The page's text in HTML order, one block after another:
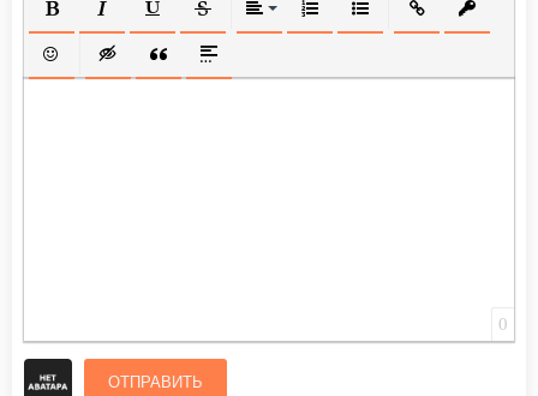
ПОЛУЖИРНЫЙ
КУРСИВПОДЧЕРКНУТЫЙ
ЗАЧЕРКНУТЫЙВЫРАВНИВАНИЕ
НУМЕРОВАННЫЙ СПИСОК
МАРКИРОВАННЫЙ
ВСТАВИТЬ
ВСТАВИТЬ СМАЙЛИК
ВСТАВКА СКРЫТОГО ТЕКСТА
ВСТАВКА ЦИТАТЫ
ВСТАВКА СПОЙЛЕРА
0
ОТПРАВИТЬ